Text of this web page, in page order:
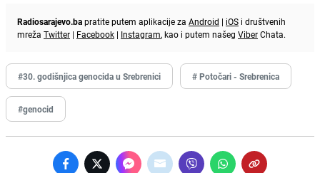
Radiosarajevo.bapratite putem aplikacije za Android | iOS i društvenih
mreža Twitter | Facebook | Instagram, kao i putem našeg ViberChata.
#30. godišnjica genocida u Srebrenici # Potočari - Srebrenica
#genocid